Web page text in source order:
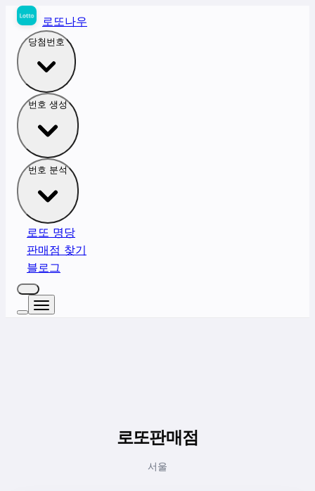
로또나우
당첨번호
번호 생성
번호 분석
로또 명당
판매점 찾기
블로그
로또판매점
서울